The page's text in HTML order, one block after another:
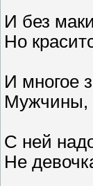
И без
Но
И многое
Мужчины,
С ней
Не